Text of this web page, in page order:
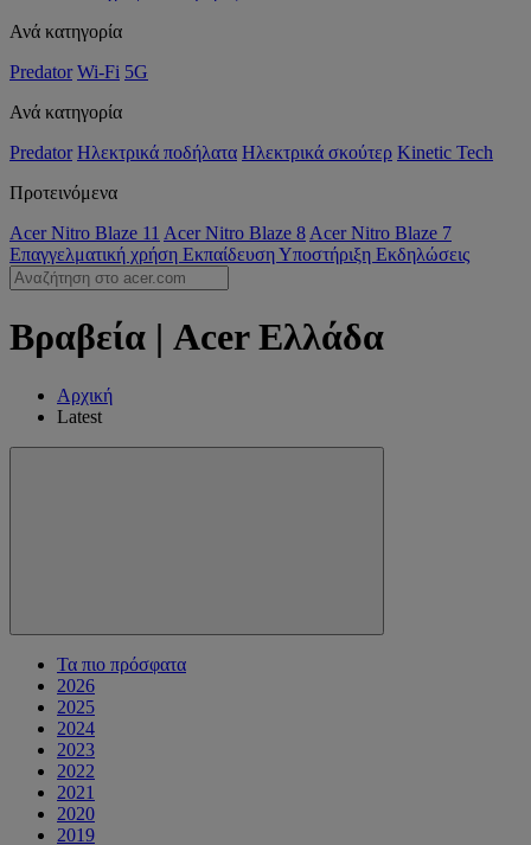
Ανά κατηγορία
Predator Wi-Fi 5G
Ανά κατηγορία
Predator Ηλεκτρικά ποδήλατα Ηλεκτρικά σκούτερ Kinetic Tech
Προτεινόμενα
Acer Nitro Blaze 11 Acer Nitro Blaze 8 Acer Nitro Blaze 7
Επαγγελματική χρήση ΕκπαίδευσηΥποστήριξη Εκδηλώσεις
Βραβεία | Acer Ελλάδα
Αρχική
Latest
Τα πιο πρόσφατα
2026
2025
2024
2023
2022
2021
2020
2019